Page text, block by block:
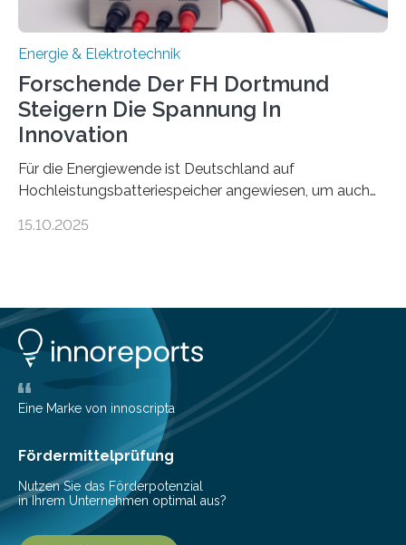
Energie & Elektrotechnik
Forschende Der FH Dortmund
Steigern Die Spannung In
Innovation
Für die Energiewende ist Deutschland auf
Hochleistungsbatteriespeicher angewiesen, um auch
Doch mit der immensen Zahl einzelner Batteriezellen,
Projekt KV-BATT diese Verluste reduzieren und
erhöhen dazu die Spannung um das Zehn- bis
Zwanzigfache. Ein kleiner Exkurs zurück in die Schulzeit:
Die elektrische Leistung beschreibt, wie viel Energie in
einer bestimmten Zeitspanne benötigt wird. Sie steht
15.10.2025
Eine Marke von innoscripta
Fördermittelprüfung
Nutzen Sie das Förderpotenzial
in Ihrem Unternehmen optimal aus?